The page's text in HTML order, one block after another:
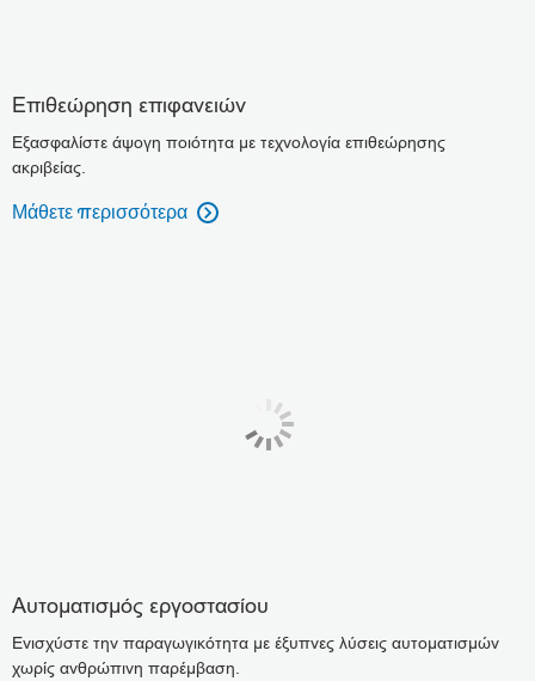
Επιθεώρηση επιφανειών
Εξασφαλίστε άψογη ποιότητα με τεχνολογία επιθεώρησης
ακριβείας.
Μάθετε περισσότερα

Αυτοματισμός εργοστασίου
Ενισχύστε την παραγωγικότητα με έξυπνες λύσεις αυτοματισμών
χωρίς ανθρώπινη παρέμβαση.